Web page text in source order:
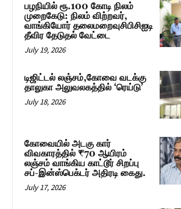
பழநியில் ரூ.100 கோடி நிலம்
முறைகேடு: நிலம் விற்றவர்,
வாங்கியோர் தலைமறைவுசிபிசிஐடி
தீவிர தேடுதல் வேட்டை
July 19, 2026
டிஜிட்டல் லஞ்சம்,கோவை வடக்கு
தாலுகா அலுவலகத்தில் ‘ரெய்டு’
July 18, 2026
கோவையில் அடகு கார்
விவகாரத்தில் ₹70 ஆயிரம்
லஞ்சம் வாங்கிய காட்டூர் சிறப்பு
சப்-இன்ஸ்பெக்டர் அதிரடி கைது.
July 17, 2026